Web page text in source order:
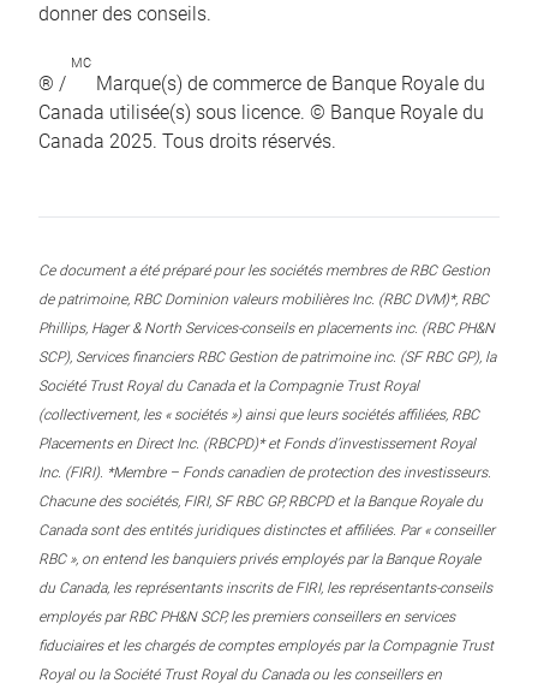
donner des conseils.
® /
MC
Marque(s) de commerce de Banque Royale du
Canada utilisée(s) sous licence. © Banque Royale du
Canada 2025. Tous droits réservés.
Ce document a été préparé pour les sociétés membres de RBC Gestion
de patrimoine, RBC Dominion valeurs mobilières Inc. (RBC DVM)*, RBC
Phillips, Hager & North Services-conseils en placements inc. (RBC PH&N
SCP), Services financiers RBC Gestion de patrimoine inc. (SF RBC GP), la
Société Trust Royal du Canada et la Compagnie Trust Royal
(collectivement, les « sociétés ») ainsi que leurs sociétés affiliées, RBC
Placements en Direct Inc. (RBCPD)* et Fonds d’investissement Royal
Inc. (FIRI). *Membre – Fonds canadien de protection des investisseurs.
Chacune des sociétés, FIRI, SF RBC GP, RBCPD et la Banque Royale du
Canada sont des entités juridiques distinctes et affiliées. Par « conseiller
RBC », on entend les banquiers privés employés par la Banque Royale
du Canada, les représentants inscrits de FIRI, les représentants-conseils
employés par RBC PH&N SCP, les premiers conseillers en services
fiduciaires et les chargés de comptes employés par la Compagnie Trust
Royal ou la Société Trust Royal du Canada ou les conseillers en